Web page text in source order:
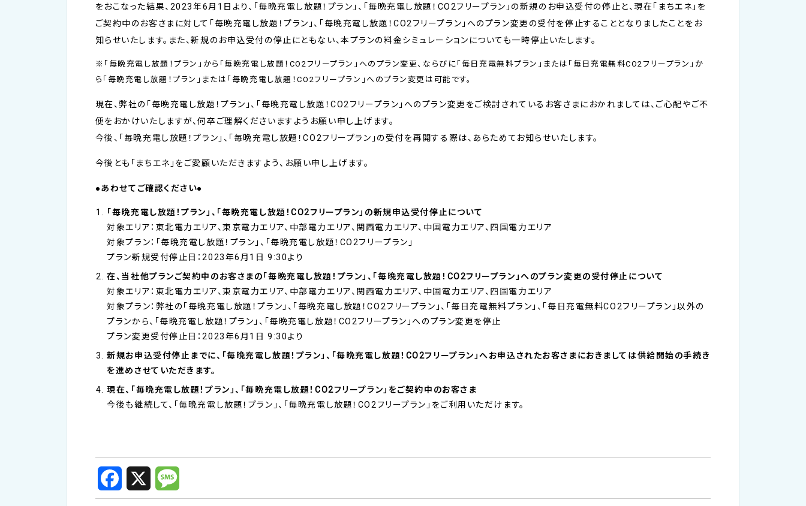
をおこなった結果、2023年6月1日より、「毎晩充電し放題！プラン」、「毎晩充電し放題！CO2フリープラン」の新規のお申込受付の停止と、現在「まちエネ」を
ご契約中のお客さまに対して「毎晩充電し放題！プラン」、「毎晩充電し放題！CO2フリープラン」へのプラン変更の受付を停止することとなりましたことをお
知らせいたします。また、新規のお申込受付の停止にともない、本プランの料金シミュレーションについても一時停止いたします。
※「毎晩充電し放題！プラン」から「毎晩充電し放題！CO2フリープラン」へのプラン変更、ならびに「毎日充電無料プラン」または「毎日充電無料CO2フリープラン」か
ら「毎晩充電し放題！プラン」または「毎晩充電し放題！CO2フリープラン」へのプラン変更は可能です。
現在、弊社の「毎晩充電し放題！プラン」、「毎晩充電し放題！CO2フリープラン」へのプラン変更をご検討されているお客さまにおかれましては、ご心配やご不
便をおかけいたしますが、何卒ご理解くださいますようお願い申し上げます。
今後、「毎晩充電し放題！プラン」、「毎晩充電し放題！CO2フリープラン」の受付を再開する際は、あらためてお知らせいたします。
今後とも「まちエネ」をご愛顧いただきますよう、お願い申し上げます。
●あわせてご確認ください●
「毎晩充電し放題！プラン」、「毎晩充電し放題！CO2フリープラン」の新規申込受付停止について
対象エリア：東北電力エリア、東京電力エリア、中部電力エリア、関西電力エリア、中国電力エリア、四国電力エリア
対象プラン：「毎晩充電し放題！プラン」、「毎晩充電し放題！CO2フリープラン」
プラン新規受付停止日：2023年6月1日 9:30より
在、当社他プランご契約中のお客さまの「毎晩充電し放題！プラン」、「毎晩充電し放題！CO2フリープラン」へのプラン変更の受付停止について
対象エリア：東北電力エリア、東京電力エリア、中部電力エリア、関西電力エリア、中国電力エリア、四国電力エリア
対象プラン：弊社の「毎晩充電し放題！プラン」、「毎晩充電し放題！CO2フリープラン」、「毎日充電無料プラン」、「毎日充電無料CO2フリープラン」以外の
プランから、「毎晩充電し放題！プラン」、「毎晩充電し放題！CO2フリープラン」へのプラン変更を停止
プラン変更受付停止日：2023年6月1日 9:30より
新規お申込受付停止までに、「毎晩充電し放題！プラン」、「毎晩充電し放題！CO2フリープラン」へお申込されたお客さまにおきましては供給開始の手続き
を進めさせていただきます。
現在、「毎晩充電し放題！プラン」、「毎晩充電し放題！CO2フリープラン」をご契約中のお客さま
今後も継続して、「毎晩充電し放題！プラン」、「毎晩充電し放題！CO2フリープラン」をご利用いただけます。
F
c
e
X
M
s
s